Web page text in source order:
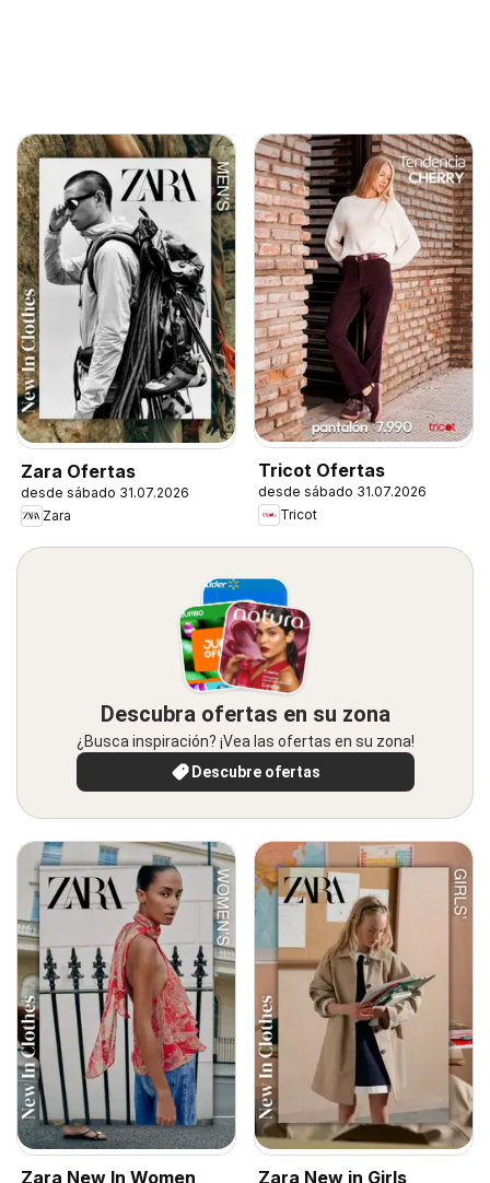
Zara Ofertas
desde sábado 31.07.2026
Zara
Tricot Ofertas
desde sábado 31.07.2026
Tricot
Descubra ofertas en su zona
¿Busca inspiración? ¡Vea las ofertas en su zona!
Descubre ofertas
Zara New In Women Zara New in Girls